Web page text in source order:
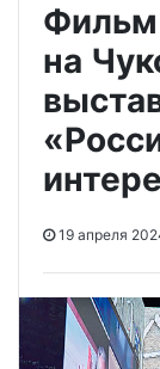
Фильм
на
19 апреля